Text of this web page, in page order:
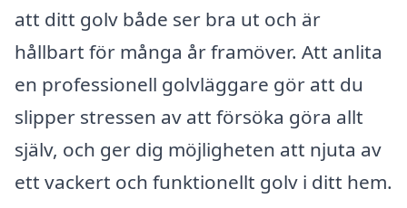
att ditt golv både ser bra ut och är
hållbart för många år framöver. Att anlita
en professionell golvläggare gör att du
slipper stressen av att försöka göra allt
själv, och ger dig möjligheten att njuta av
ett vackert och funktionellt golv i ditt hem.